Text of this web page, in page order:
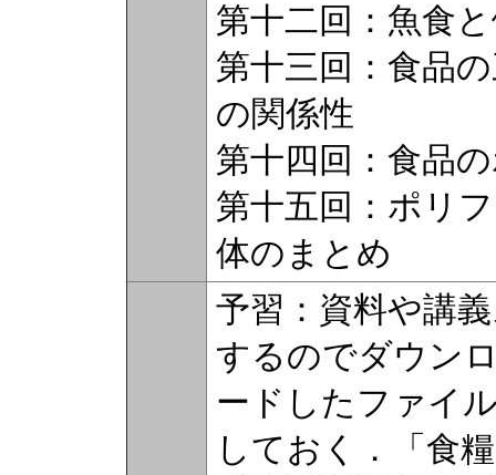
第十二回：魚食
第十三回：食品
の関係性
第十四回：食品
第十五回：ポリ
体のまとめ
予習：資料や講
するのでダウン
ードしたファイ
しておく．「食